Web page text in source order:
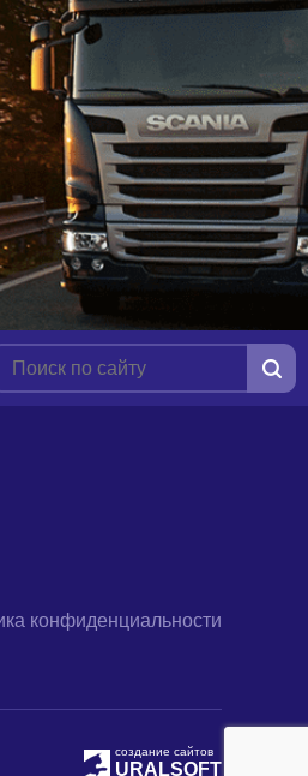
конфиденциальности
создание сайтов
URALSOFT